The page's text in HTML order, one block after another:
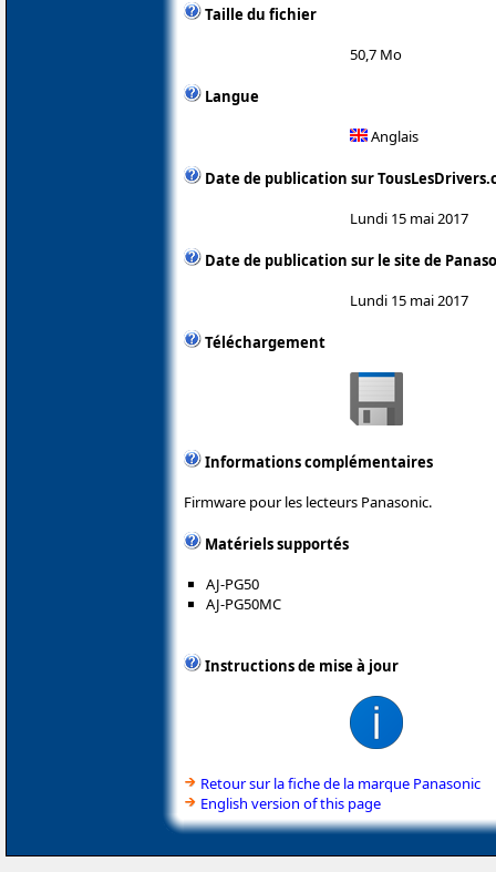
Taille du fichier
50,7 Mo
Langue
Anglais
Date de publication sur
Lundi 15 mai 2017
Date de publication sur le site de
Lundi 15 mai 2017
Téléchargement
Informations complémentaires
Firmware pour les lecteurs Panasonic.
Matériels supportés
AJ-PG50
AJ-PG50MC
Instructions de mise à jour
Retour sur la fiche de la marque Panasonic
English version of this page